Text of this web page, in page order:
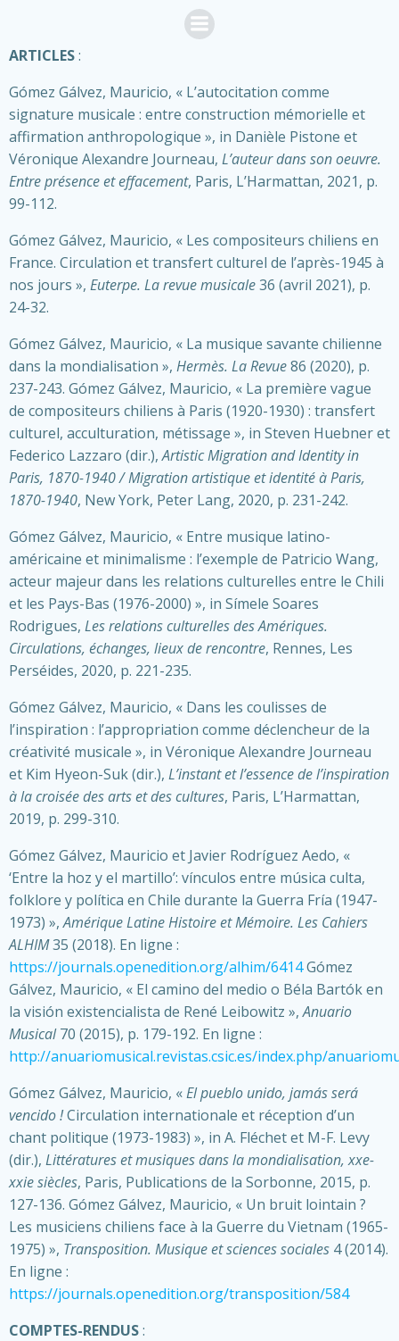
Saltar
al
ARTICLES:
Gómez Gálvez, Mauricio, « L’autocitation comme
signature musicale : entre construction mémorielle et
affirmation anthropologique », in Danièle Pistone et
Véronique Alexandre Journeau, L’auteur dans son oeuvre.
Entre présence et effacement, Paris, L’Harmattan, 2021, p.
99-112.
Gómez Gálvez, Mauricio, « Les compositeurs chiliens en
France. Circulation et transfert culturel de l’après-1945 à
nos jours », Euterpe. La revue musicale36 (avril 2021), p.
24-32.
Gómez Gálvez, Mauricio​, « La musique savante chilienne
dans la mondialisation », Hermès. La Revue86 (2020), p.
237-243. Gómez Gálvez, Mauricio, « La première vague
de compositeurs chiliens à Paris (1920-1930) : transfert
culturel, acculturation, métissage », in Steven Huebner et
Federico Lazzaro (dir.),Artistic Migration and Identity in
Paris, 1870-1940 / Migration artistique et identité à Paris,
1870-1940, New York, Peter Lang, 2020, p. 231-242.
Gómez Gálvez, Mauricio, « Entre musique latino-
américaine et minimalisme : l’exemple de Patricio Wang,
acteur majeur dans les relations culturelles entre le Chili
et les Pays-Bas (1976-2000) », in Símele Soares
Rodrigues, Les relations culturelles des Amériques.
Circulations, échanges, lieux de rencontre, Rennes, Les
Perséides, 2020, p. 221-235.
Gómez Gálvez, Mauricio, « Dans les coulisses de
l’inspiration : l’appropriation comme déclencheur de la
créativité musicale », in Véronique Alexandre Journeau
et Kim Hyeon-Suk (dir.), L’instant et l’essence de l’inspiration
à la croisée des arts et des cultures, Paris, L’Harmattan,
2019, p. 299-310.
Gómez Gálvez, Mauricio et Javier Rodríguez Aedo, «
‘Entre la hoz y el martillo’: vínculos entre música culta,
folklore y política en Chile durante la Guerra Fría (1947-
1973) »,Amérique Latine Histoire et Mémoire. Les Cahiers
ALHIM35 (2018). En ligne :
https://journals.openedition.org/alhim/6414Gómez
Gálvez, Mauricio, « El camino del medio o Béla Bartók en
la visión existencialista de René Leibowitz »,Anuario
Musical70 (2015), p. 179-192. En ligne :
http://anuariomusical.revistas.csic.es/index.php/
Gómez Gálvez, Mauricio, «El pueblo unido, jamás será
vencido !Circulation internationale et réception d’un
chant politique (1973-1983) », in A. Fléchet et M-F. Levy
(dir.), Littératures et musiques dans la mondialisation, xxe-
xxie siècles, Paris, Publications de la Sorbonne, 2015, p.
127-136. Gómez Gálvez, Mauricio, « Un bruit lointain ?
Les musiciens chiliens face à la Guerre du Vietnam (1965-
1975) », Transposition. Musique et sciences sociales 4 (2014).
En ligne :
https://journals.openedition.org/transposition/584
COMPTES-RENDUS: